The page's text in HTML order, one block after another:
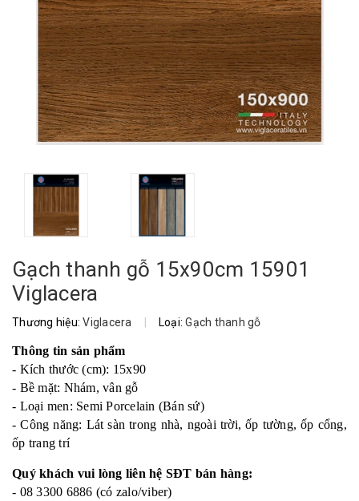
Gạch thanh gỗ 15x90cm 15901
Viglacera
Thương hiệu:Viglacera | Loại:Gạch thanh gỗ
Thông tin sản phẩm
- Kích thước (cm): 15x90
- Bề mặt: Nhám, vân gỗ
- Loại men: Semi Porcelain (Bán sứ)
- Công năng: Lát sàn trong nhà, ngoài trời, ốp tường, ốp cổng,
ốp trang trí
Quý khách vui lòng liên hệ SĐT bán hàng:
- 08 3300 6886 (có zalo/viber)